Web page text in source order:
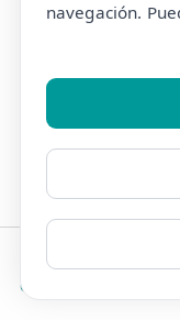
Clínicas
Busca
tratamiento
navegación.